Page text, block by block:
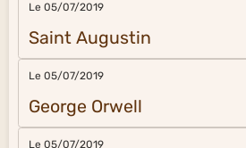
Le 05/07/2019
Saint Augustin
Le 05/07/2019
George Orwell
Le 05/07/2019